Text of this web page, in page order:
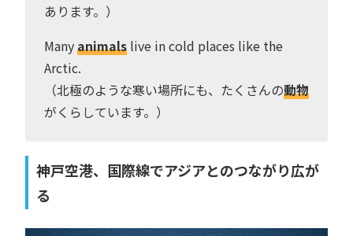
あります。）
Manyanimals live in cold places like the
Arctic.
（北極のような寒い場所にも、たくさんの動物
がくらしています。）
神戸空港、国際線でアジアとのつながり広が
る